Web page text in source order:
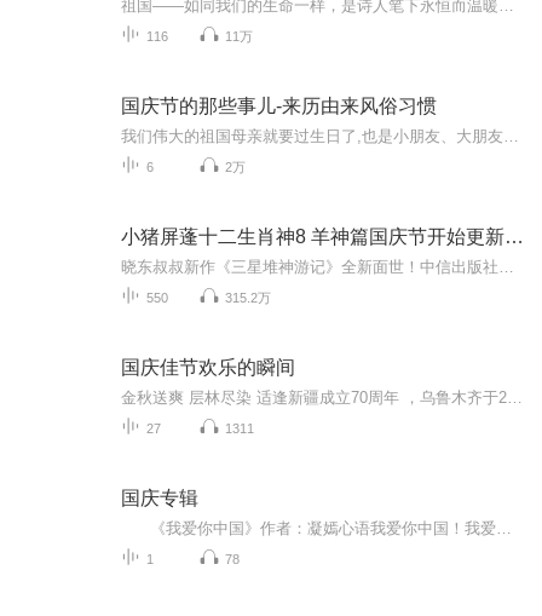
116 11万
国庆节的那些事儿-来历由来风俗习惯
6 2万
小猪屏蓬十二生肖神8 羊神篇国庆节开始更新啦！
550 315.2万
国庆佳节欢乐的瞬间
27 1311
国庆专辑
1 78